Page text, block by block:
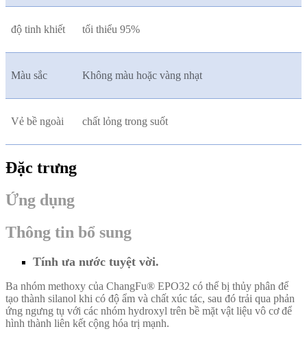
độ tinh khiết tối thiểu 95%
Màu sắc Không màu hoặc vàng nhạt
Vẻ bề ngoài chất lỏng trong suốt
Đặc trưng
Ứng dụng
Thông tin bổ sung
Tính ưa nước tuyệt vời.
Ba nhóm methoxy của ChangFu® EPO32 có thể bị thủy phân để
tạo thành silanol khi có độ ẩm và chất xúc tác, sau đó trải qua phản
ứng ngưng tụ với các nhóm hydroxyl trên bề mặt vật liệu vô cơ để
hình thành liên kết cộng hóa trị mạnh.